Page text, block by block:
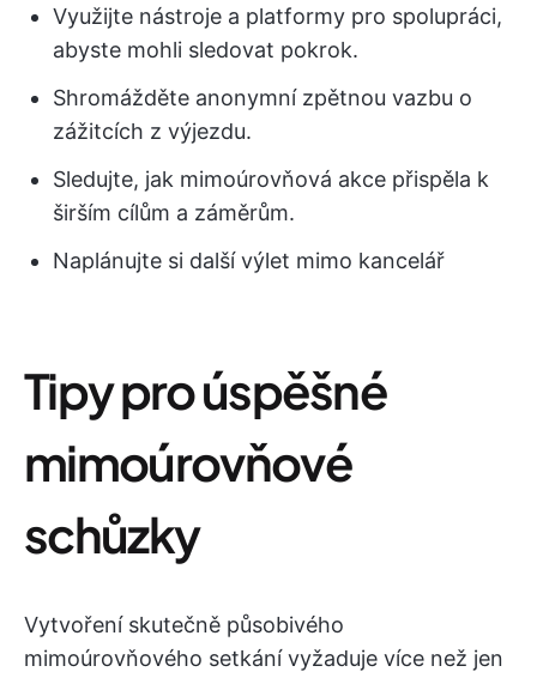
Využijte nástroje a platformy pro spolupráci,
abyste mohli sledovat pokrok.
Shromážděte anonymní zpětnou vazbu o
zážitcích z výjezdu.
Sledujte, jak mimoúrovňová akce přispěla k
širším cílům a záměrům.
Naplánujte si další výlet mimo kancelář
Tipy pro úspěšné
mimoúrovňové
schůzky
Vytvoření skutečně působivého
mimoúrovňového setkání vyžaduje více než jen